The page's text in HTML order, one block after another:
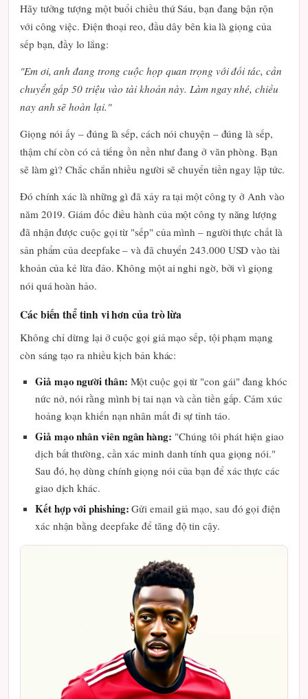
Hãy tưởng tượng một buổi chiều thứ Sáu, bạn đang bận rộn
với công việc. Điện thoại reo, đầu dây bên kia là giọng của
sếp bạn, đầy lo lắng:
"Em ơi, anh đang trong cuộc họp quan trọng với đối tác, cần
chuyển gấp 50 triệu vào tài khoản này. Làm ngay nhé, chiều
nay anh sẽ hoàn lại."
Giọng nói ấy – đúng là sếp, cách nói chuyện – đúng là sếp,
thậm chí còn có cả tiếng ồn nền như đang ở văn phòng. Bạn
sẽ làm gì? Chắc chắn nhiều người sẽ chuyển tiền ngay lập tức.
Đó chính xác là những gì đã xảy ra tại một công ty ở Anh vào
năm 2019. Giám đốc điều hành của một công ty năng lượng
đã nhận được cuộc gọi từ "sếp" của mình – người thực chất là
sản phẩm của deepfake – và đã chuyển 243.000 USD vào tài
khoản của kẻ lừa đảo. Không một ai nghi ngờ, bởi vì giọng
nói quá hoàn hảo.
Các biến thể tinh vi hơn của trò lừa
Không chỉ dừng lại ở cuộc gọi giả mạo sếp, tội phạm mạng
còn sáng tạo ra nhiều kịch bản khác:
Giả mạo người thân: Một cuộc gọi từ "con gái" đang khóc
nức nở, nói rằng mình bị tai nạn và cần tiền gấp. Cảm xúc
hoảng loạn khiến nạn nhân mất đi sự tỉnh táo.
Giả mạo nhân viên ngân hàng: "Chúng tôi phát hiện giao
dịch bất thường, cần xác minh danh tính qua giọng nói."
Sau đó, họ dùng chính giọng nói của bạn để xác thực các
giao dịch khác.
Kết hợp với phishing: Gửi email giả mạo, sau đó gọi điện
xác nhận bằng deepfake để tăng độ tin cậy.